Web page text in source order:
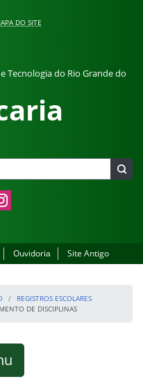
DO SITE
Tecnologia do Rio Grande do
Ouvidoria Site Antigo
REGISTROS ESCOLARES
DE DISCIPLINAS